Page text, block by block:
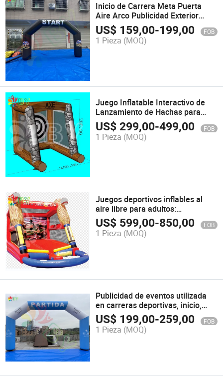
Inicio de Carrera Meta Puerta
Aire Arco Publicidad Exterior
Arco Inflable para Competencias
US$ 159,00-199,00 FOB
1 Pieza (MOQ)
Juego Inflatable Interactivo de
Lanzamiento de Hachas para
Adultos, Juego Inflatable de
Batalla de Hachas de Carnaval
US$299,00-499,00 FOB
1 Pieza (MOQ)
Juegos deportivos inflables al
aire libre para adultos:
baloncesto, béisbol, fútbol
US$ 599,00-850,00 FOB
1 Pieza (MOQ)
Publicidad de eventos utilizada
en carreras deportivas, inicio,
línea de meta, arco inflable
exterior modelo
US$ 199,00-259,00 FOB
1 Pieza (MOQ)